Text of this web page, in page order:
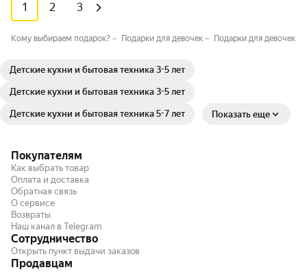
1 2 3
Кому выбираем подарок? Подарки для девочек Подарки для девочек 3-
Детские кухни и бытовая техника 3-5 лет
Детские кухни и бытовая техника 3-5 лет
Детские кухни и бытовая техника 5-7 лет Показать еще
Покупателям
Как выбрать товар
Оплата и доставка
Обратная связь
О сервисе
Возвраты
Наш канал в Telegram
Сотрудничество
Открыть пункт выдачи заказов
Продавцам